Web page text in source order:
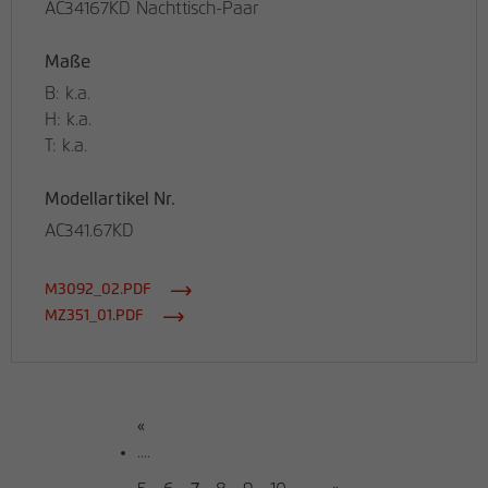
AC34167KD Nachttisch-Paar
Maße
B: k.a.
H: k.a.
T: k.a.
Modellartikel Nr.
AC341.67KD
M3092_02.PDF
MZ351_01.PDF
«
....